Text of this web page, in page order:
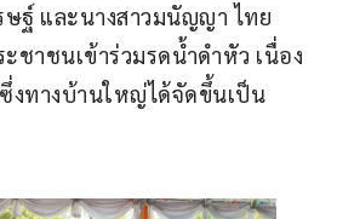
ษฐ์ และนางสาวมนัญญา ไทย
ชาชนเข้าร่วมรดน้ำดำหัว เนื่อง
งทางบ้านใหญ่ได้จัดขึ้นเป็น